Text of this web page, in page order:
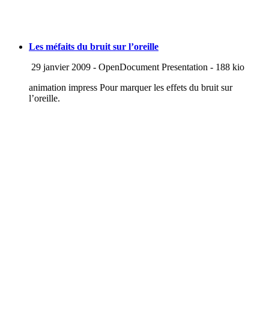
Les méfaits du bruit sur l’oreille
29 janvier 2009 - OpenDocument Presentation - 188 kio
animation impress Pour marquer les effets du bruit sur
l’oreille.